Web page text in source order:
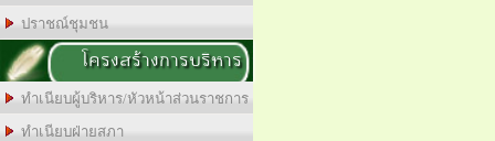
ปราชณ์ชุมชน
โครงสร้างการบริหาร
ทำเนียบผู้บริหาร/หัวหน้าส่วนราชการ
ทำเนียบฝ่ายสภา